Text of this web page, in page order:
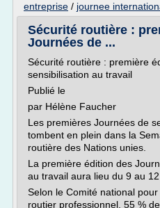
entreprise / journee
Sécurité routière :
Journées de ...
Sécurité routière : première
sensibilisation au travail
Publié le
par Hélène Faucher
Les premières Journées de
tombent en plein dans la
routière des Nations unies.
La première édition des
au travail aura lieu du 9 au 12
Selon le Comité national
routier professionnel, 55 %